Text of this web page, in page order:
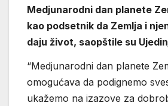
Medjunarodni dan planete
kao podsetnik da Zemlja i
daju život, saopštile su
“Medjunarodni dan planete
omogućava da podignemo
ukažemo na izazove za